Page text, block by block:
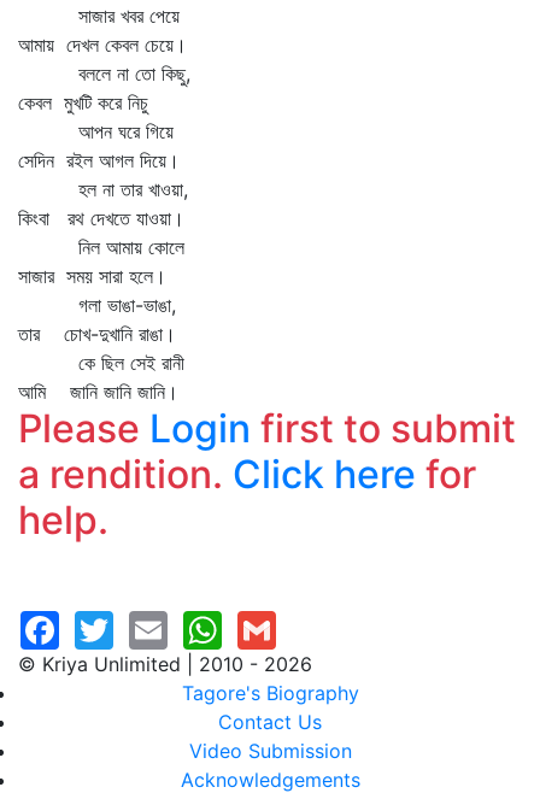
সাজার খবর পেয়ে
আমায় দেখল কেবল চেয়ে।
বললে না তো কিছু,
কেবল মুখটি করে নিচু
আপন ঘরে গিয়ে
সেদিন রইল আগল দিয়ে।
হল না তার খাওয়া,
কিংবা রথ দেখতে যাওয়া।
নিল আমায় কোলে
সাজার সময় সারা হলে।
গলা ভাঙা-ভাঙা,
তার চোখ-দুখানি রাঙা।
কে ছিল সেই রানী
আমি জানি জানি জানি।
Please Login first to submit
a rendition. Click here for
help.
© Kriya Unlimited | 2010 - 2026
Tagore's Biography
Contact Us
Video Submission
Acknowledgements